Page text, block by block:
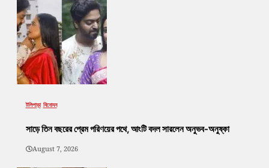
টলিপাড়া বিনোদন
সাড়ে তিন বছরের প্রেম পরিণয়ের পথে, আংটি বদল সারলেন অনুভব-অনুষ্কা
August 7, 2026